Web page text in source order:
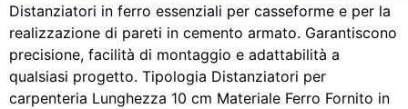
Distanziatori in ferro essenziali per casseforme e per la
realizzazione di pareti in cemento armato. Garantiscono
precisione, facilità di montaggio e adattabilità a
qualsiasi progetto. Tipologia Distanziatori per
carpenteria Lunghezza 10 cm Materiale Ferro Fornito in